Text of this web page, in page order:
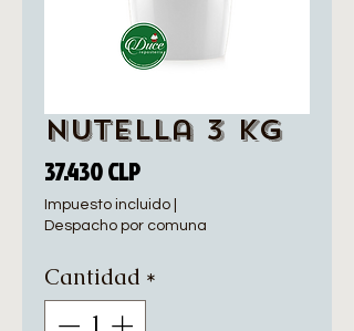
Nutella 3 kg
37.430 CLPPrecio
Impuesto incluido
Despacho por comuna
Cantidad *